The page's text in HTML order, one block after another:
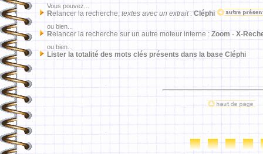
Vous pouvez...
Relancer la recherche, textes avec un extrait: Cléphi
ou bien...
Relancer la recherche sur un autre moteur interne : Zoom - X-
ou bien...
Lister la totalité des mots clés présents dans la base Cléphi